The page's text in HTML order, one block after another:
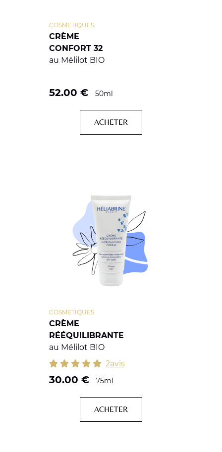
CRÈME
CONFORT 32
COSMETIQUES
au Mélilot BIO
52.00 € 50ml
ACHETER
CRÈME
RÉÉQUILIBRANTE
COSMETIQUES
au Mélilot BIO
2avis
30.00 € 75ml
ACHETER